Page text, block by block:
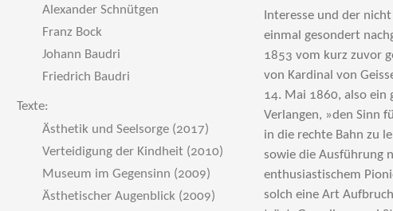
Alexander Schnütgen
Franz Bock
Johann Baudri
Friedrich Baudri
Texte:
Ästhetik und Seelsorge (2017)
Verteidigung der Kindheit (2010)
Museum im Gegensinn (2009)
Ästhetischer Augenblick (2009)